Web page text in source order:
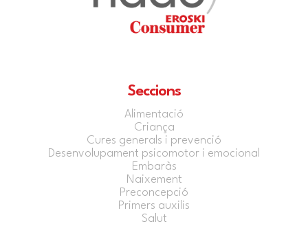
Seccions
Alimentació
Criança
Cures generals i prevenció
Desenvolupament psicomotor i emocional
Embaràs
Naixement
Preconcepció
Primers auxilis
Salut